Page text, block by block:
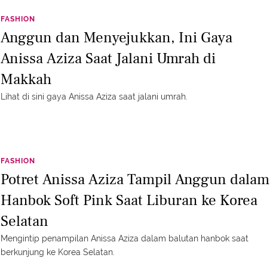
FASHION
Anggun dan Menyejukkan, Ini Gaya
Anissa Aziza Saat Jalani Umrah di
Makkah
Lihat di sini gaya Anissa Aziza saat jalani umrah.
FASHION
Potret Anissa Aziza Tampil Anggun dalam
Hanbok Soft Pink Saat Liburan ke Korea
Selatan
Mengintip penampilan Anissa Aziza dalam balutan hanbok saat
berkunjung ke Korea Selatan.